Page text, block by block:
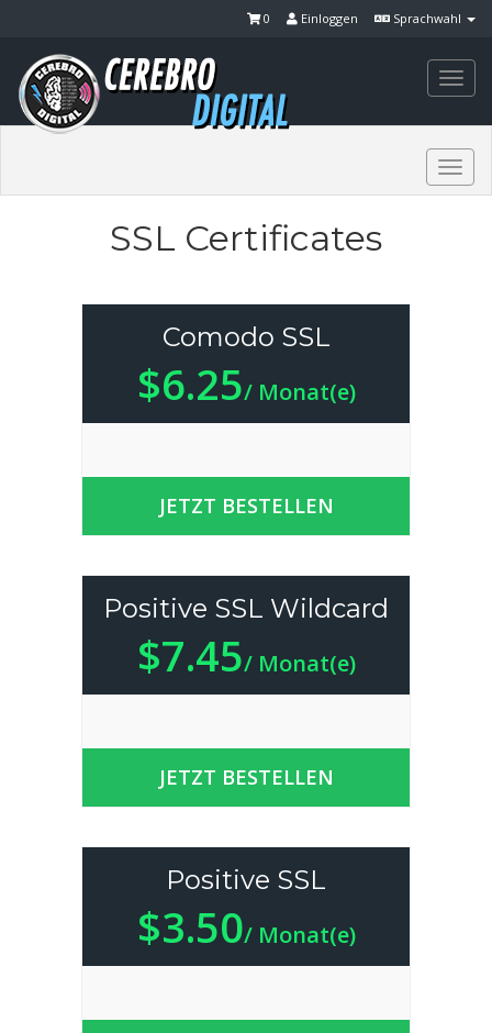
Sprachwahl
Einloggen
0
SSL Certificates
Comodo SSL
$6.25/ Monat(e)
JETZT BESTELLEN
Positive SSL Wildcard
$7.45/ Monat(e)
JETZT BESTELLEN
Positive SSL
$3.50/ Monat(e)